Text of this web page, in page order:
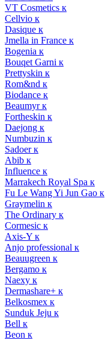
VT Cosmetics к
Cellvio к
Dasique к
Jmella in France к
Bogenia к
Bouqet Garni к
Prettyskin к
Rom&nd к
Biodance к
Beaumyr к
Fortheskin к
Daejong к
Numbuzin к
Sadoer к
Abib к
Influence к
Marrakech Royal Spa к
Fu Le Wang Yi Jun Gao к
Graymelin к
The Ordinary к
Cormesic к
Axis-Y к
Anjo professional к
Beauugreen к
Bergamo к
Naexy к
Dermashare+ к
Belkosmex к
Sunduk Jeju к
Bell к
Beon к